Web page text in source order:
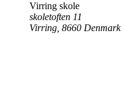
Virring skole
skoletoften 11
Virring 8660 Denmark